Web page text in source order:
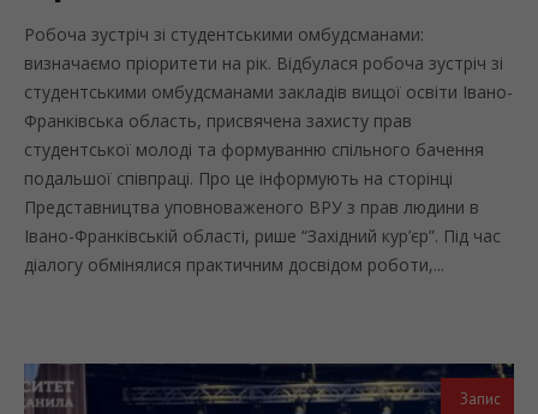
Робоча зустріч зі студентськими омбудсманами:
визначаємо пріоритети на рік. Відбулася робоча зустріч зі
студентськими омбудсманами закладів вищої освіти Івано-
Франківська область, присвячена захисту прав
студентської молоді та формуванню спільного бачення
подальшої співпраці. Про це інформують на сторінці
Представництва уповноваженого ВРУ з прав людини в
Івано-Франківській області, рише “Західний кур’єр”. Під час
діалогу обмінялися практичним досвідом роботи,...
Запис